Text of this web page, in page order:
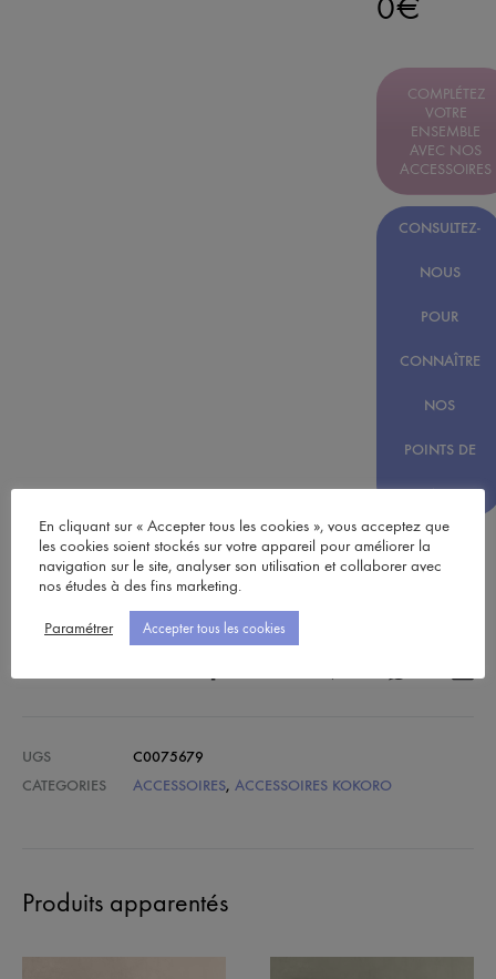
0€
COMPLÉTEZ
VOTRE
ENSEMBLE
AVEC NOS
ACCESSOIRES
CONSULTEZ-
NOUS
POUR
CONNAÎTRE
NOS
POINTS DE
VENTES
Ajouter
à ma liste
UGS
C0075679
CATEGORIES
ACCESSOIRES, ACCESSOIRES KOKORO
Produits apparentés
En cliquant sur « Accepter tous les cookies », vous acceptez que
les cookies soient stockés sur votre appareil pour améliorer la
navigation sur le site, analyser son utilisation et collaborer avec
nos études à des fins marketing.
Paramétrer Accepter tous les cookies